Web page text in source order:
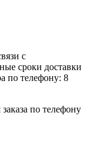
с
сроки доставки
по телефону: 8
по телефону